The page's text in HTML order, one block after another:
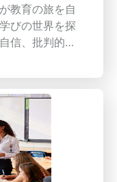
教育の旅を自
びの世界を探
信、批判的思
ローチは、探
性を強調して
シリテーター
、協力と社会
。個人の成長
のつながりが
かを発見しま
を受け入れる